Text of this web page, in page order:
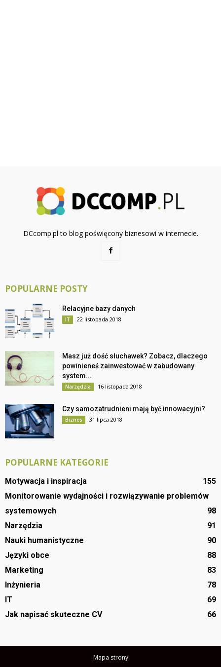
DCcomp.pl to blog poświęcony biznesowi w internecie.
POPULARNE POSTY
Relacyjne bazy danych
IT 22 listopada 2018
Masz już dość słuchawek? Zobacz, dlaczego
powinieneś zainwestować w zabudowany
system...
Narzędzia 16 listopada 2018
Czy samozatrudnieni mają być innowacyjni?
Biznes 31 lipca 2018
POPULARNE KATEGORIE
Motywacja i inspiracja
155
Monitorowanie wydajności i rozwiązywanie problemów
systemowych
98
Narzędzia
91
Nauki humanistyczne
90
Języki obce
88
Marketing
83
Inżynieria
78
IT
69
Jak napisać skuteczne CV
66
Mapa strony